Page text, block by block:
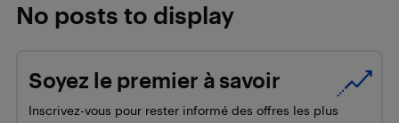
No posts to display
Soyez le premier à savoir
Inscrivez-vous pour rester informé des offres les plus